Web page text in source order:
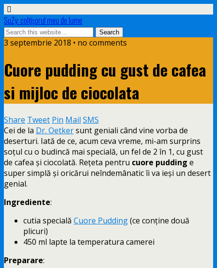
SuZy: colţişorul meu de lume
3 septembrie 2018 • no comments
Cuore pudding cu gust de cafea
si mijloc de ciocolata
Share Tweet Pin Mail SMS
Cei de la Dr. Oetkersunt geniali când vine vorba de
deserturi. Iată de ce, acum ceva vreme, mi-am surprins
soțul cu o budincă mai specială, un fel de 2 în 1, cu gust
de cafea și ciocolată. Rețeta pentru cuore pudding e
super simplă și oricărui neîndemânatic îi va ieși un desert
genial.
Ingrediente:
cutia specială Cuore Pudding(ce conține două
plicuri)
450 ml lapte la temperatura camerei
Preparare: